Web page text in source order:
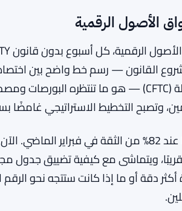
لكي تعود الاحتمالات إلى ما فوق 60%، يحتاج
من قيادة مجلس الشيوخ بجدولة
الأصول الرقمية
القانون — رسم خط واضح بين اختصاص